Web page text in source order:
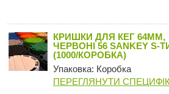
КРИШКИ ДЛЯ КЕГ 64ММ,
ЧЕРВОНІ 56 SANKEY S-
(1000/КОРОБКА)
Упаковка: Коробка
ПЕРЕГЛЯНУТИ